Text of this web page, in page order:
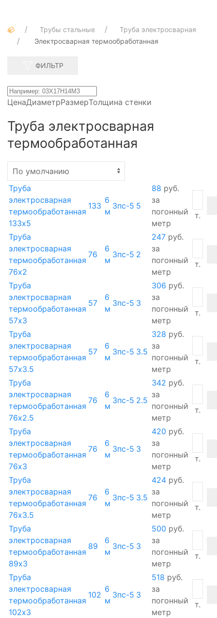
Трубы стальные
Труба электросварная
Электросварная термообработанная
ФИЛЬТР
ЦенаДиаметрРазмерТолщина стенки
Труба электросварная
термообработанная
Труба
электросварная
термообработанная
133х5
133
6
м
3пс-5 5
88 руб.
за
погонный
метр
т.
Труба
электросварная
термообработанная
76х2
76
6
м
3пс-5 2
247 руб.
за
погонный
метр
т.
Труба
электросварная
термообработанная
57х3
57
6
м
3пс-5 3
306 руб.
за
погонный
метр
т.
Труба
электросварная
термообработанная
57х3.5
57
6
м
3пс-5 3.5
328 руб.
за
погонный
метр
т.
Труба
электросварная
термообработанная
76х2.5
76
6
м
3пс-5 2.5
342 руб.
за
погонный
метр
т.
Труба
электросварная
термообработанная
76х3
76
6
м
3пс-5 3
420 руб.
за
погонный
метр
т.
Труба
электросварная
термообработанная
76х3.5
76
6
м
3пс-5 3.5
424 руб.
за
погонный
метр
т.
Труба
электросварная
термообработанная
89х3
89
6
м
3пс-5 3
500 руб.
за
погонный
метр
т.
Труба
электросварная
термообработанная
102х3
102
6
м
3пс-5 3
518 руб.
за
погонный
метр
т.